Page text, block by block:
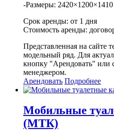
-Размеры:
Срок аренды: от 1 дня
Стоимость аренды:
Представленная на сайте
модельный ряд. Для
кнопку "Арендовать" или
менеджером.
Арендовать Подробнее
Мобильные
(МТК)